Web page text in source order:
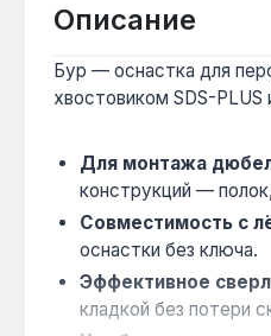
Описание
Бур — оснастка для
хвостовиком SDS-
Для монтажа
конструкций —
Совместимость с
оснастки без ключа.
Эффективное
кладкой без потери